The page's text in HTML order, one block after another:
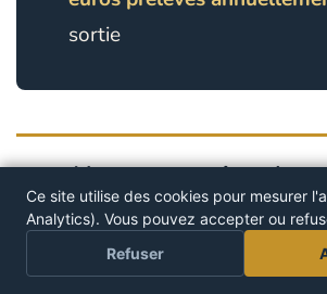
sortie
05 L’assurance-vie et la
de patrimoine
C’est le deuxième grand
Ce site utilise des cookies pour mesurer
Analytics). Vous pouvez accepter ou
Refuser